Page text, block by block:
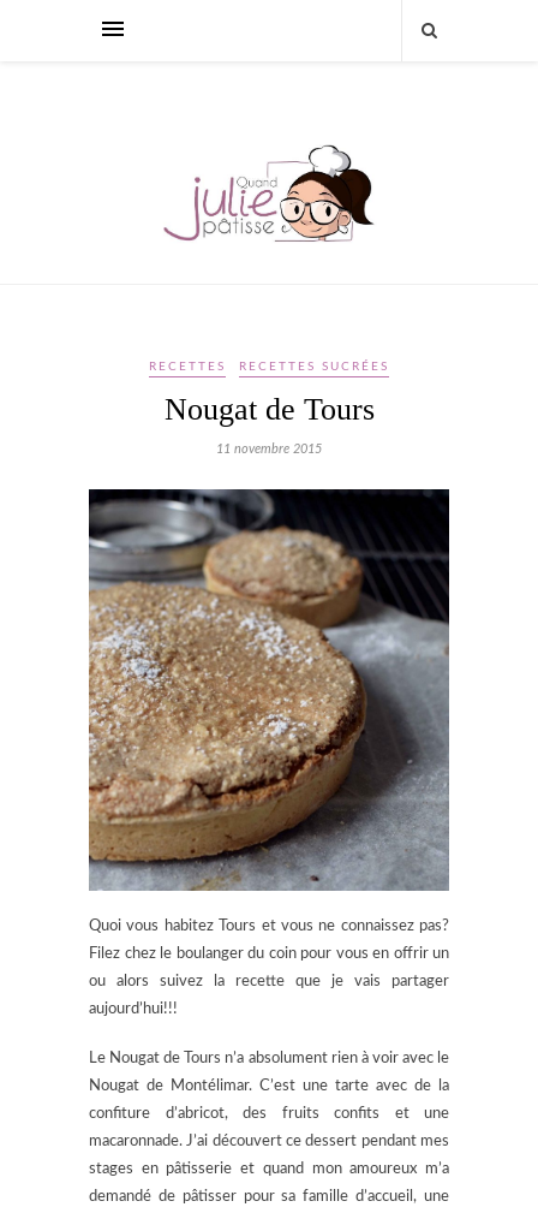
RECETTES RECETTES SUCRÉES
Nougat de Tours
11 novembre 2015
Quoi vous habitez Tours et vous ne connaissez pas?
Filez chez le boulanger du coin pour vous en offrir un
ou alors suivez la recette que je vais partager
aujourd’hui!!!
Le Nougat de Tours n’a absolument rien à voir avec le
Nougat de Montélimar. C’est une tarte avec de la
confiture d’abricot, des fruits confits et une
macaronnade. J’ai découvert ce dessert pendant mes
stages en pâtisserie et quand mon amoureux m’a
demandé de pâtisser pour sa famille d’accueil, une